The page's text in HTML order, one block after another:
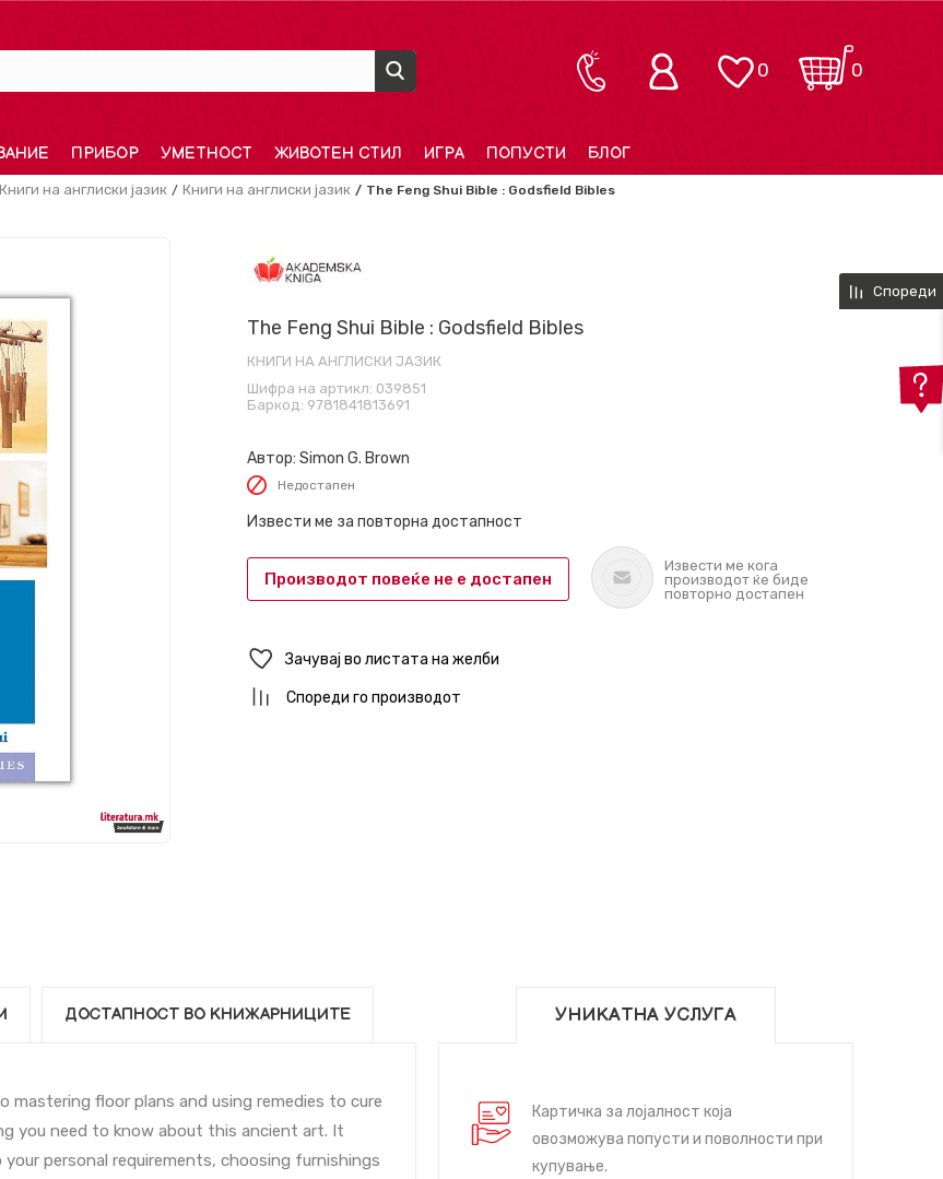
0
0
ПРИБОР УМЕТНОСТ ЖИВОТЕН СТИЛ ИГРА ПОПУСТИ БЛОГ
Книги на англиски јазик Книги на англиски јазик The Feng Shui Bible : Godsfield Bibles
The Feng Shui Bible : Godsfield Bibles
КНИГИ НА АНГЛИСКИ ЈАЗИК
Шифра на артикл: 039851
Баркод: 9781841813691
Автор: Simon G. Brown
Недостапен
Извести ме за повторна достапност
Производот повеќе не е достапен
Извести ме кога
производот ќе биде
повторно достапен
Зачувај во листата на желби
Спореди го производот
ДОСТАПНОСТ ВО КНИЖАРНИЦИТЕ
floor plans and using remedies to cure
you need to know about this ancient art. It
personal requirements, choosing furnishings
УНИКАТНА УСЛУГА
Картичка за лојалност која
овозможува попусти и поволности при
купување.
Спореди